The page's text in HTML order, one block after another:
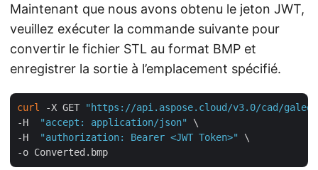
Maintenant que nous avons obtenu le jeton JWT,
veuillez exécuter la commande suivante pour
convertir le fichier STL au format BMP et
enregistrer la sortie à l’emplacement spécifié.
curl -X GET
"https://api.aspose.cloud/v3.0/cad/
-H
"accept: application/json"
\
-H
"authorization: Bearer <JWT Token>"
\